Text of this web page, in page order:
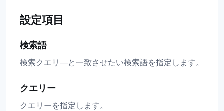
設定項目
検索語
検索クエリ―と一致させたい検索語を指定します。
クエリー
クエリーを指定します。